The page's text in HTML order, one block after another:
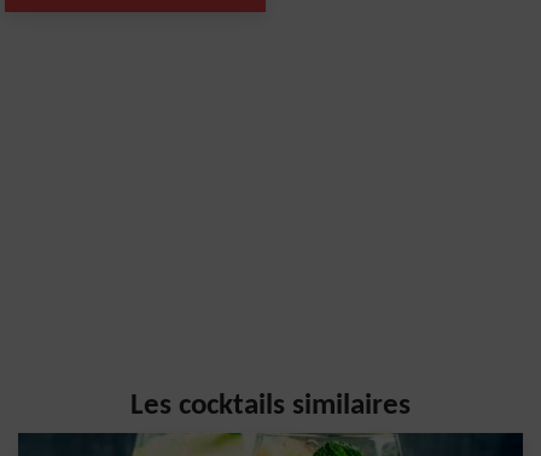
Les cocktails similaires